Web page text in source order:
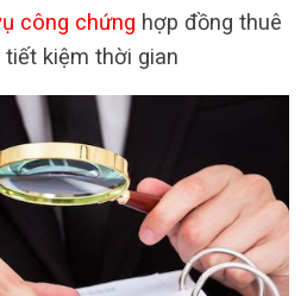
công chứng hợp đồng thuê
tiết kiệm thời gian